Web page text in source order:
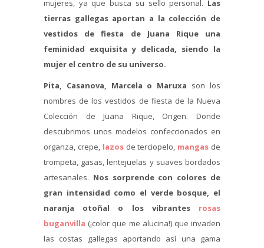
mujeres, ya que busca su sello personal. Las
tierras gallegas aportan a la colección de
vestidos de fiesta de Juana Rique una
feminidad exquisita y delicada, siendo la
mujer el centro de su universo.
Pita, Casanova, Marcela o Maruxa son los
nombres de los vestidos de fiesta de la Nueva
Colección de Juana Rique, Origen. Donde
descubrimos unos modelos confeccionados en
organza, crepe, lazosde terciopelo, mangas de
trompeta, gasas, lentejuelas y suaves bordados
artesanales. Nos sorprende con colores de
gran intensidad como el verde bosque, el
naranja otoñal o los vibrantes rosas
buganvilla (¡color que me alucina!) que invaden
las costas gallegas aportando así una gama